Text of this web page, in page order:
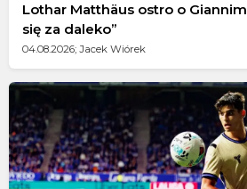
Lothar Matthäus ostro o
się za daleko”
04.08.2026; Jacek Wiórek